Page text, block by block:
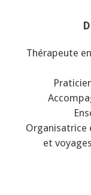
Thérapeute
Organisatrice
et